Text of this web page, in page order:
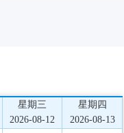
星期三
2026-08-12
星期四
2026-08-13